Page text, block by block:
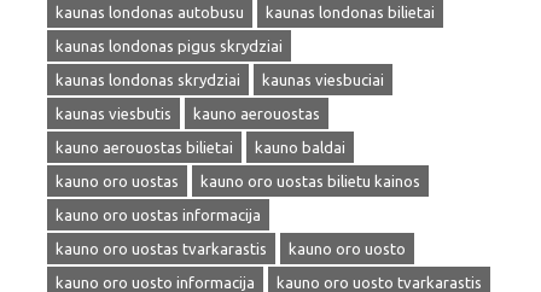
kaunas londonas autobusu
kaunas londonas bilietai
kaunas londonas pigus skrydziai
kaunas londonas skrydziai
kaunas viesbuciai
kaunas viesbutis
kauno aerouostas
kauno aerouostas bilietai
kauno baldai
kauno oro uostas
kauno oro uostas bilietu kainos
kauno oro uostas informacija
kauno oro uostas tvarkarastis
kauno oro uosto
kauno oro uosto informacija
kauno oro uosto tvarkarastis